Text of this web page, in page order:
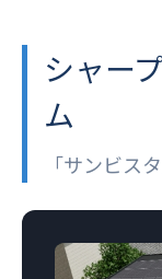
シャー
ム
「サンビス